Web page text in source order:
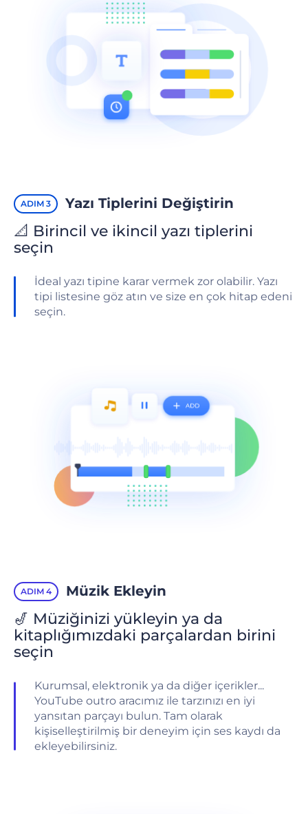
ADIM 3 Yazı Tiplerini Değiştirin
📐 Birincil ve ikincil yazı tiplerini
seçin
İdeal yazı tipine karar vermek zor olabilir. Yazı
tipi listesine göz atın ve size en çok hitap edeni
seçin.
ADIM 4 Müzik Ekleyin
🎷 Müziğinizi yükleyin ya da
kitaplığımızdaki parçalardan birini
seçin
Kurumsal, elektronik ya da diğer içerikler...
YouTube outro aracımız ile tarzınızı en iyi
yansıtan parçayı bulun. Tam olarak
kişiselleştirilmiş bir deneyim için ses kaydı da
ekleyebilirsiniz.